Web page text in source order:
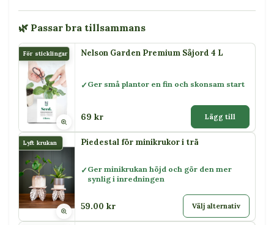
🌿 Passar bra tillsammans
För sticklingar Nelson Garden Premium Såjord 4 L
Ger små plantor en fin och skonsam start
69 kr Lägg till
Lyft krukan Piedestal för minikrukor i trä
Ger minikrukan höjd och gör den mer
synlig i inredningen
59.00 kr Välj alternativ